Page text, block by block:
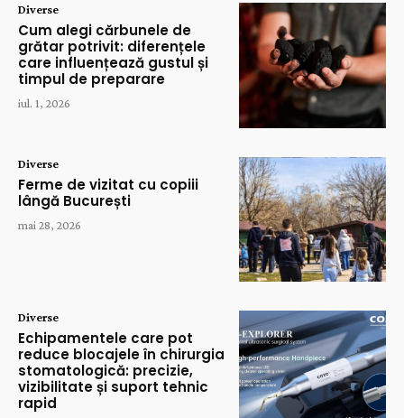
Diverse
Cum alegi cărbunele de
grătar potrivit: diferențele
care influențează gustul și
timpul de preparare
iul. 1, 2026
Diverse
Ferme de vizitat cu copiii
lângă București
mai 28, 2026
Diverse
Echipamentele care pot
reduce blocajele în chirurgia
stomatologică: precizie,
vizibilitate și suport tehnic
rapid